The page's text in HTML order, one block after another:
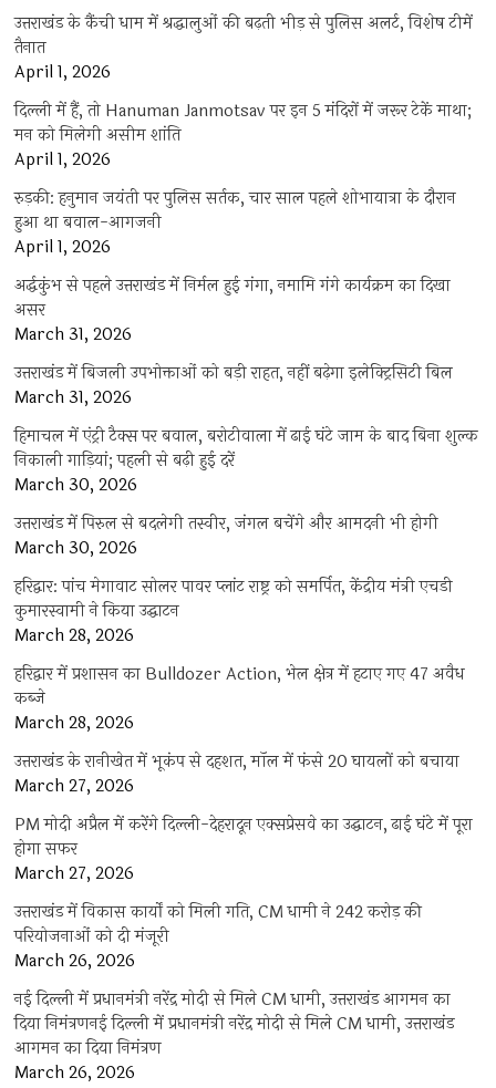
उत्तराखंड के कैंची धाम में श्रद्धालुओं की बढ़ती भीड़ से पुलिस अलर्ट, विशेष टीमें
तैनात
April 1, 2026
दिल्ली में हैं, तो Hanuman Janmotsav पर इन 5 मंदिरों में जरूर टेकें माथा;
मन को मिलेगी असीम शांति
April 1, 2026
रुड़की: हनुमान जयंती पर पुलिस सर्तक, चार साल पहले शोभायात्रा के दौरान
हुआ था बवाल-आगजनी
April 1, 2026
अर्द्धकुंभ से पहले उत्तराखंड में निर्मल हुई गंगा, नमामि गंगे कार्यक्रम का दिखा
असर
March 31, 2026
उत्तराखंड में बिजली उपभोक्ताओं को बड़ी राहत, नहीं बढ़ेगा इलेक्ट्रिसिटी बिल
March 31, 2026
हिमाचल में एंट्री टैक्स पर बवाल, बरोटीवाला में ढाई घंटे जाम के बाद बिना शुल्क
निकाली गाड़ियां; पहली से बढ़ी हुई दरें
March 30, 2026
उत्तराखंड में पिरुल से बदलेगी तस्वीर, जंगल बचेंगे और आमदनी भी होगी
March 30, 2026
हरिद्वार: पांच मेगावाट सोलर पावर प्लांट राष्ट्र को समर्पित, केंद्रीय मंत्री एचडी
कुमारस्वामी ने किया उद्घाटन
March 28, 2026
हरिद्वार में प्रशासन का Bulldozer Action, भेल क्षेत्र में हटाए गए 47 अवैध
कब्जे
March 28, 2026
उत्तराखंड के रानीखेत में भूकंप से दहशत, मॉल में फंसे 20 घायलों को बचाया
March 27, 2026
PM मोदी अप्रैल में करेंगे दिल्ली-देहरादून एक्सप्रेसवे का उद्घाटन, ढाई घंटे में पूरा
होगा सफर
March 27, 2026
उत्तराखंड में विकास कार्यों को मिली गति, CM धामी ने 242 करोड़ की
परियोजनाओं को दी मंजूरी
March 26, 2026
नई दिल्ली में प्रधानमंत्री नरेंद्र मोदी से मिले CM धामी, उत्तराखंड आगमन का
दिया निमंत्रणनई दिल्ली में प्रधानमंत्री नरेंद्र मोदी से मिले CM धामी, उत्तराखंड
आगमन का दिया निमंत्रण
March 26, 2026